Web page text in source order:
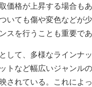
価格が上昇する場合も
いても傷や変色などが
スを行うことも重要であ
して、多様なラインナ
トなど幅広いジャンル
されている。これによ